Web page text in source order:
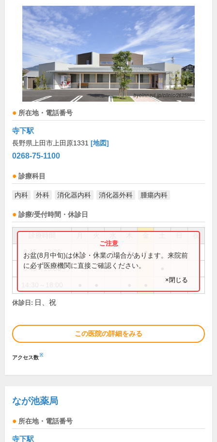
所在地・電話番号
寺下駅
長野県上田市上田原1331 [地図]
0268-75-1100
診療科目
内科 外科 消化器内科 消化器外科 腫瘍内科
診療/受付時間・休診日
祝
8:45～12:30 ● ● ● ● ●
8:45～13:30
お盆(8月中旬)は休診・休業の場合があります。来院前
に必ず医療機関に直接ご確認ください。
×閉じる
休診日: 日、祝
この医院の詳細をみる
アクセス数※
なが池薬局
所在地・電話番号
寺下駅